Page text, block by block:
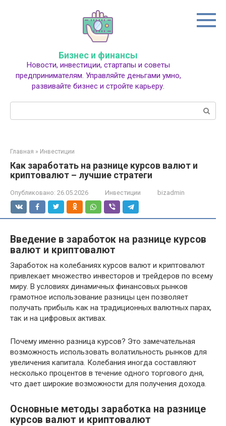
Бизнес и финансы
Новости, инвестиции, стартапы и советы
предпринимателям. Управляйте деньгами умно,
развивайте бизнес и стройте карьеру.
Главная » Инвестиции
Как заработать на разнице курсов валют и
криптовалют – лучшие стратеги
Опубликовано: 26.05.2026 Инвестиции bizadmin
Введение в заработок на разнице курсов
валют и криптовалют
Заработок на колебаниях курсов валют и криптовалют
привлекает множество инвесторов и трейдеров по всему
миру. В условиях динамичных финансовых рынков
грамотное использование разницы цен позволяет
получать прибыль как на традиционных валютных парах,
так и на цифровых активах.
Почему именно разница курсов? Это замечательная
возможность использовать волатильность рынков для
увеличения капитала. Колебания иногда составляют
несколько процентов в течение одного торгового дня,
что дает широкие возможности для получения дохода.
Основные методы заработка на разнице
курсов валют и криптовалют